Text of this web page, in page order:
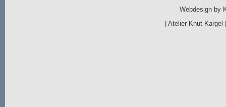
Webdesign by
|Atelier Knut Kargel